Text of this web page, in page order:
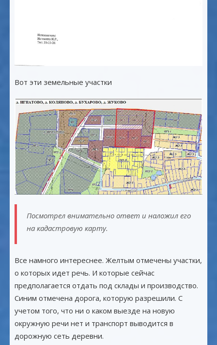
Вот эти земельные участки
Посмотрел внимательно ответ и наложил его
на кадастровую карту.
Все намного интереснее. Желтым отмечены участки,
о которых идет речь. И которые сейчас
предполагается отдать под склады и производство.
Синим отмечена дорога, которую разрешили. С
учетом того, что ни о каком выезде на новую
окружную речи нет и транспорт выводится в
дорожную сеть деревни.